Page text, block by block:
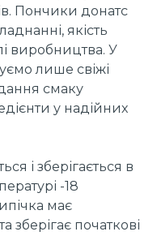
Пончики донатс
якість
виробництва. У
лише свіжі
смаку
у надійних
і зберігається в
-18
має
зберігає початкові